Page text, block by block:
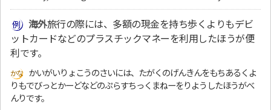
海外旅行の際には、多額の現金を持ち歩くよりもデビ
ットカードなどのプラスチックマネーを利用したほうが便
利です。
かいがいりょこうのさいには、たがくのげんきんをもちあるくよ
りもでびっとかーどなどのぷらすちっくまねーをりようしたほうがべ
んりです。